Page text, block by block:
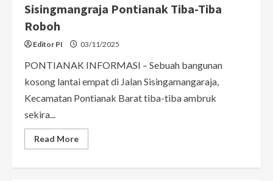
Sisingmangraja Pontianak Tiba-Tiba
Roboh
Editor PI 03/11/2025
PONTIANAK INFORMASI – Sebuah bangunan
kosong lantai empat di Jalan Sisingamangaraja,
Kecamatan Pontianak Barat tiba-tiba ambruk
sekira...
Read MoreRead
more